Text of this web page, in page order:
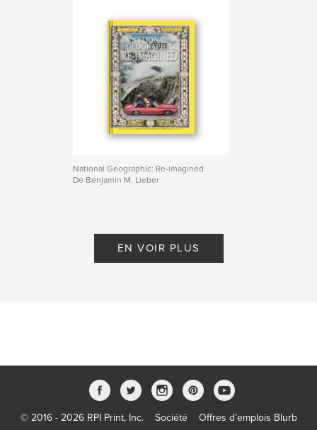
National Geographic: Re-imagined
De Benjamin M. Lieber
EN VOIR PLUS
© 2016 - 2026 RPI Print, Inc. Société Offres d’emplois Blurb